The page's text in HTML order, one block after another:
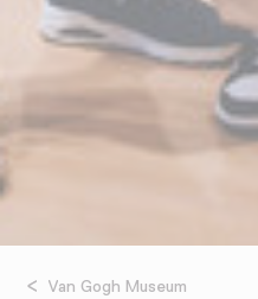
Van Gogh Museum